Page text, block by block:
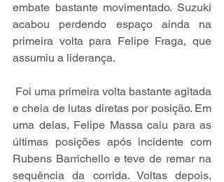
embate bastante movimentado. Suzuki
acabou perdendo espaço ainda na
primeira volta para Felipe Fraga, que
assumiu a liderança.
e cheia de lutas diretas por posição. Em
uma delas, Felipe Massa caiu para as
últimas posições após incidente com
Rubens Barrichello e teve de remar na
sequência da corrida. Voltas depois,